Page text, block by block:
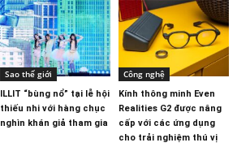
Sao thế giới
ILLIT “bùng nổ” tại lễ hội
thiếu nhi với hàng chục
nghìn khán giả tham gia
Công nghệ
Kính thông minh Even
Realities G2 được nâng
cấp với các ứng dụng
cho trải nghiệm thú vị